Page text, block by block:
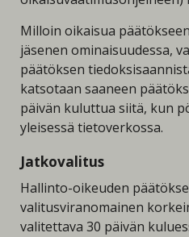
Milloin oikaisua
jäsenen ominaisuudessa,
päätöksen
katsotaan saaneen
päivän kuluttua siitä, kun
yleisessä tietoverkossa.
Jatkovalitus
Hallinto-oikeuden
valitusviranomainen
valitettava 30 päivän